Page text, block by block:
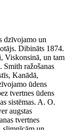
dzīvojamo un
Dibināts 1874.
Viskonsinā, un tam
ražošanas
Kanādā,
ūdens
tvertnes ūdens
sistēmas. A. O.
augstas
tvertnes